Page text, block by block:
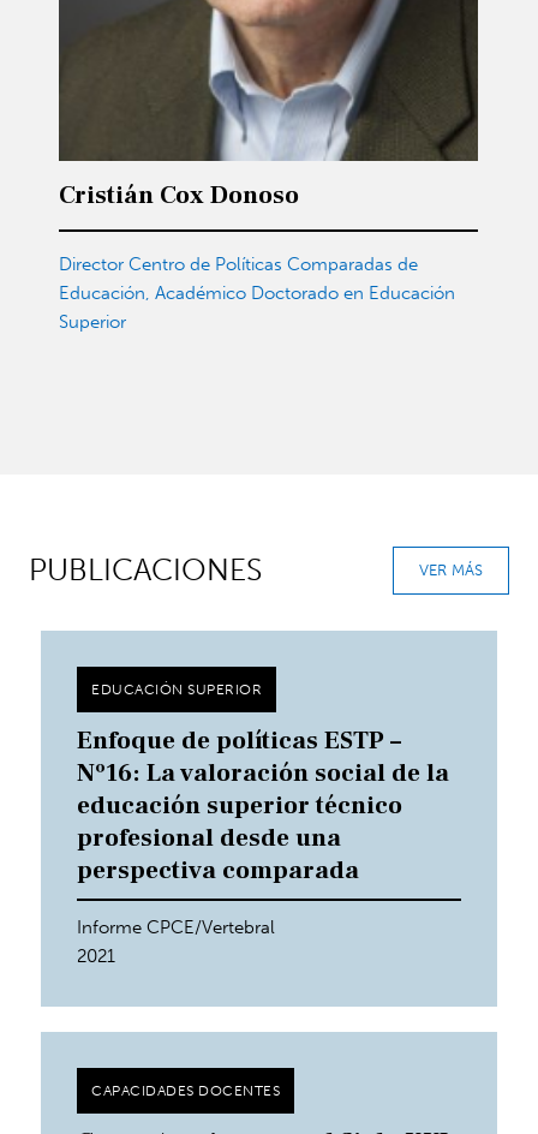
Cristián Cox Donoso
Director Centro de Políticas Comparadas de
Educación, Académico Doctorado en Educación
Superior
PUBLICACIONES VER MÁS
EDUCACIÓN SUPERIOR
Enfoque de políticas ESTP –
Nº16: La valoración social de la
educación superior técnico
profesional desde una
perspectiva comparada
Informe CPCE/Vertebral
2021
CAPACIDADES DOCENTES